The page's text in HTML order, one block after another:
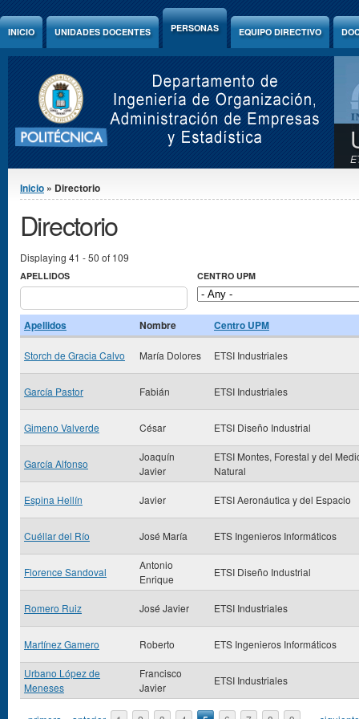
Jump to Content
INICIO UNIDADES DOCENTES PERSONAS EQUIPO DIRECTIVO
Se encuentra usted aquí
Inicio » Directorio
Directorio
Displaying 41 - 50 of 109
APELLIDOS CENTRO UPM
Apellidos Nombre Centro UPM
Storch de Gracia Calvo María Dolores ETSI Industriales
García Pastor Fabián ETSI Industriales
Gimeno Valverde César ETSI Diseño Industrial
García Alfonso
Joaquín
Javier
ETSI Montes, Forestal y del
Natural
Espina Hellín Javier ETSI Aeronáutica y del Espacio
Cuéllar del Río José María ETS Ingenieros Informáticos
Florence Sandoval
Antonio
Enrique
ETSI Diseño Industrial
Romero Ruiz José Javier ETSI Industriales
Martínez Gamero Roberto ETS Ingenieros Informáticos
Urbano López de
Meneses
Francisco
Javier
ETSI Industriales